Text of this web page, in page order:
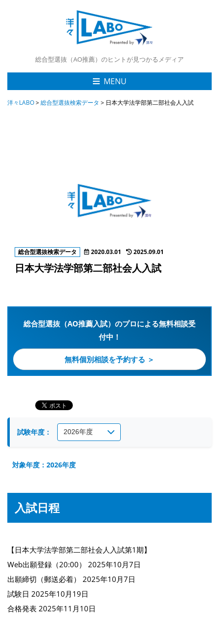
総合型選抜（AO推薦）のヒントが見つかるメディア
MENU
洋々LABO>総合型選抜検索データ > 日本大学法学部第二部社会人入試
総合型選抜検索データ 2020.03.01 2025.09.01
日本大学法学部第二部社会人入試
総合型選抜（AO推薦入試）のプロによる無料相談受
付中！
無料個別相談を予約する ＞
試験年度：
対象年度：2026年度
入試日程
【日本大学法学部第二部社会人入試第1期】
Web出願登録（20:00） 2025年10月7日
出願締切（郵送必着） 2025年10月7日
試験日 2025年10月19日
合格発表 2025年11月10日